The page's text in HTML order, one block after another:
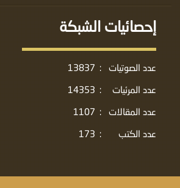
إحصائيات الشبكة
عدد الصوتيات :
13837
عدد المرئيات
:
14353
عدد المقالات
:
1107
عدد الكتب
:
173